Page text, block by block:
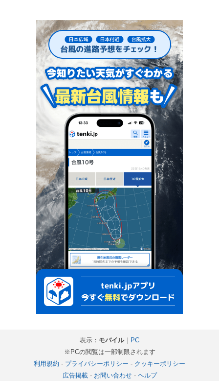
表示： モバイル｜ PC
※PCの閲覧は一部制限されます
利用規約 - プライバシーポリシー - クッキーポリシー
広告掲載- お問い合わせ- ヘルプ